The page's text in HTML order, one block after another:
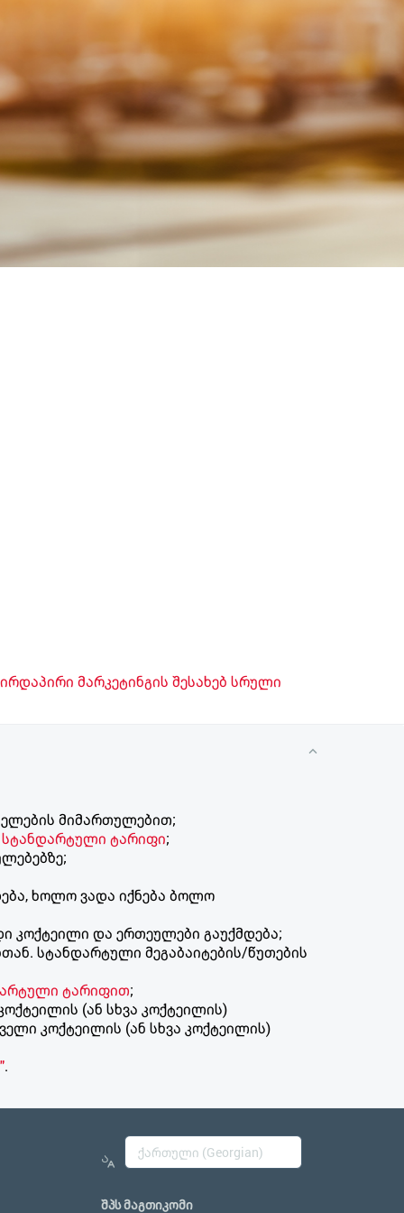
მარკეტინგის შესახებ სრული
მიმართულებით;
სტანდარტული ტარიფი;
ხოლო ვადა იქნება ბოლო
კოქტეილი და ერთეულები გაუქმდება;
სტანდარტული მეგაბაიტების/წუთების
ტარიფით;
(ან სხვა კოქტეილის)
კოქტეილის (ან სხვა კოქტეილის)
.
შპს მაგთიკომი